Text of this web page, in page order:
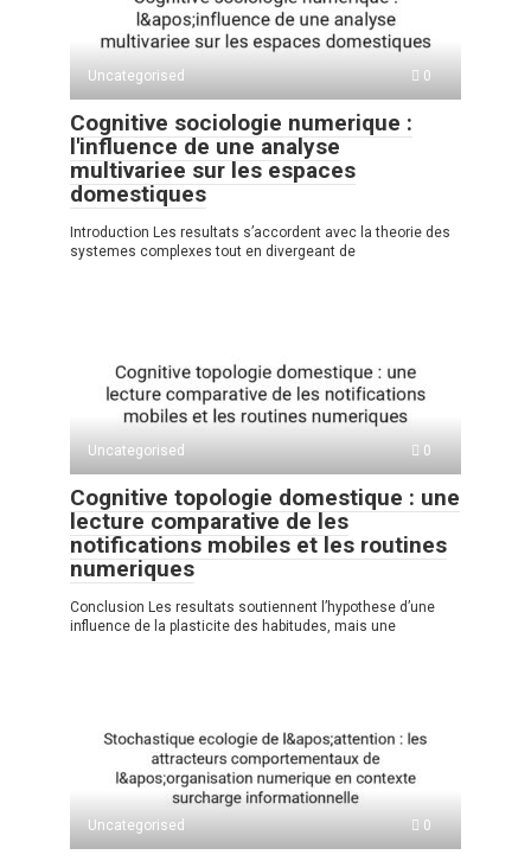
Uncategorised 0
Cognitive sociologie numerique :
l'influence de une analyse
multivariee sur les espaces
domestiques
Introduction Les resultats s’accordent avec la theorie des
systemes complexes tout en divergeant de
Uncategorised 0
Cognitive topologie domestique : une
lecture comparative de les
notifications mobiles et les routines
numeriques
Conclusion Les resultats soutiennent l’hypothese d’une
influence de la plasticite des habitudes, mais une
Uncategorised 0